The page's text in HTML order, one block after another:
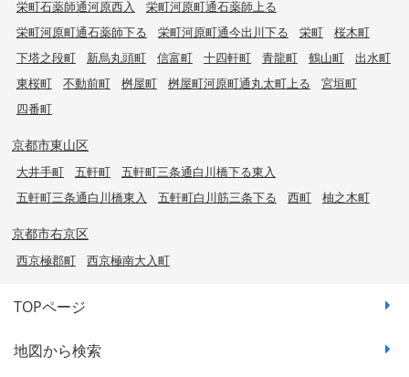
栄町石薬師通河原西入
栄町河原町通石薬師上る
栄町河原町通石薬師下る
栄町河原町通今出川下る 栄町
桜木町
下塔之段町
新烏丸頭町 信富町 十四軒町 青龍町 鶴山町
出水町
東桜町
不動前町 桝屋町 桝屋町河原町通丸太町上る
宮垣町
四番町
京都市東山区
大井手町 五軒町
五軒町三条通白川橋下る東入
五軒町三条通白川橋東入
五軒町白川筋三条下る 西町 柚之木町
京都市右京区
西京極郡町 西京極南大入町
TOPページ
地図から検索